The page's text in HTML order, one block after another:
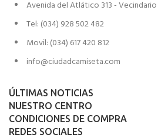
Avenida del Atlático 313 - Vecindario
Tel: (034) 928 502 482
Movil: (034) 617 420 812
info@ciudadcamiseta.com
ÚLTIMAS NOTICIAS
NUESTRO CENTRO
CONDICIONES DE COMPRA
REDES SOCIALES